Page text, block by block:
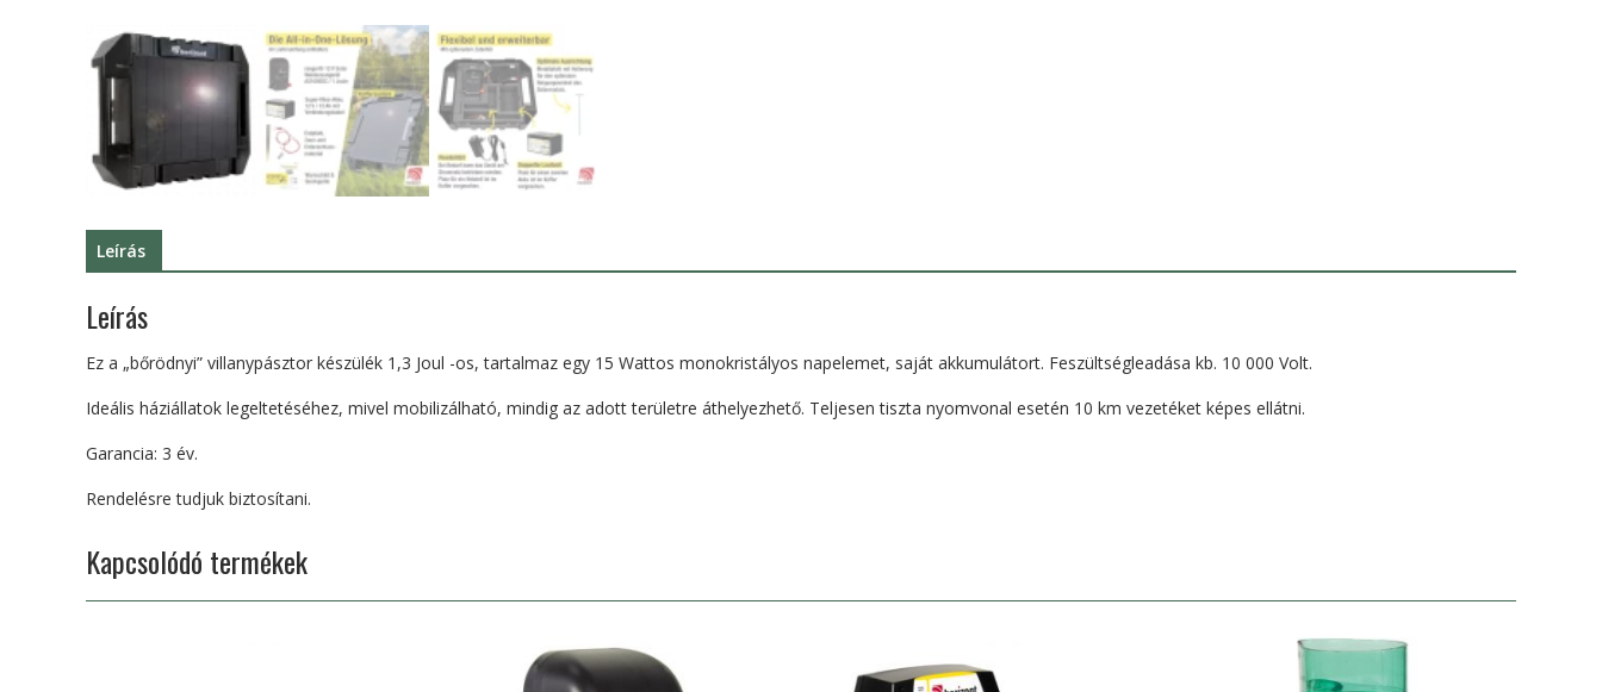
Leírás
Leírás
Ez a „bőrödnyi” villanypásztor készülék 1,3 Joul -os, tartalmaz egy 15 Wattos monokristályos napelemet, saját akkumulátort. Feszültségleadása kb. 10 000 Volt.
Ideális háziállatok legeltetéséhez, mivel mobilizálható, mindig az adott területre áthelyezhető. Teljesen tiszta nyomvonal esetén 10 km vezetéket képes ellátni.
Garancia: 3 év.
Rendelésre tudjuk biztosítani.
Kapcsolódó termékek